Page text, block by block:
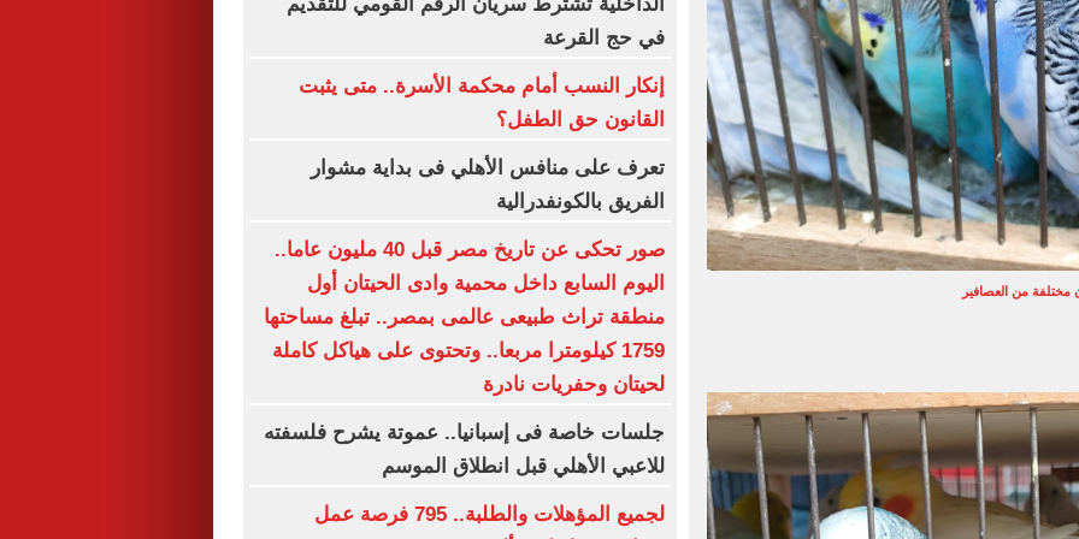
مختلفة من العصافير
في حج القرعة
إنكار النسب أمام محكمة الأسرة.. متى يثبت
القانون حق الطفل؟
تعرف على منافس الأهلي فى بداية مشوار
الفريق بالكونفدرالية
صور تحكى عن تاريخ مصر قبل 40 مليون عاما..
اليوم السابع داخل محمية وادى الحيتان أول
منطقة تراث طبيعى عالمى بمصر.. تبلغ مساحتها
1759 كيلومترا مربعا.. وتحتوى على هياكل كاملة
لحيتان وحفريات نادرة
جلسات خاصة فى إسبانيا.. عموتة يشرح فلسفته
للاعبي الأهلي قبل انطلاق الموسم
لجميع المؤهلات والطلبة.. 795 فرصة عمل